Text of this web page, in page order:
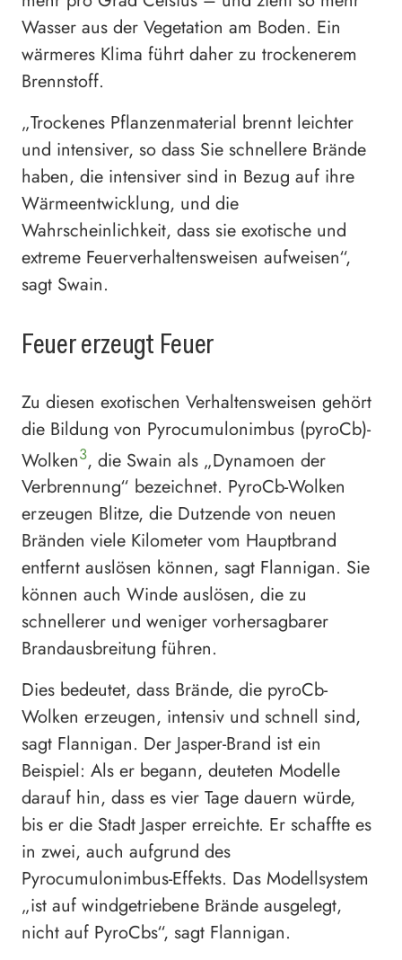
Wasser aus der Vegetation am Boden. Ein
wärmeres Klima führt daher zu trockenerem
Brennstoff.
„Trockenes Pflanzenmaterial brennt leichter
und intensiver, so dass Sie schnellere Brände
haben, die intensiver sind in Bezug auf ihre
Wärmeentwicklung, und die
Wahrscheinlichkeit, dass sie exotische und
extreme Feuerverhaltensweisen aufweisen“,
sagt Swain.
Feuer erzeugt Feuer
Zu diesen exotischen Verhaltensweisen gehört
die Bildung von Pyrocumulonimbus (pyroCb)-
Wolken3, die Swain als „Dynamoen der
Verbrennung“ bezeichnet. PyroCb-Wolken
erzeugen Blitze, die Dutzende von neuen
Bränden viele Kilometer vom Hauptbrand
entfernt auslösen können, sagt Flannigan. Sie
können auch Winde auslösen, die zu
schnellerer und weniger vorhersagbarer
Brandausbreitung führen.
Dies bedeutet, dass Brände, die pyroCb-
Wolken erzeugen, intensiv und schnell sind,
sagt Flannigan. Der Jasper-Brand ist ein
Beispiel: Als er begann, deuteten Modelle
darauf hin, dass es vier Tage dauern würde,
bis er die Stadt Jasper erreichte. Er schaffte es
in zwei, auch aufgrund des
Pyrocumulonimbus-Effekts. Das Modellsystem
„ist auf windgetriebene Brände ausgelegt,
nicht auf PyroCbs“, sagt Flannigan.